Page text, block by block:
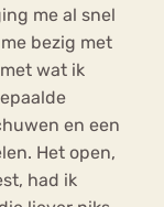
me al snel
bezig met
wat ik
en een
Het open,
had ik